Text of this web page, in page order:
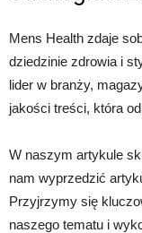
Mens Health zdaje
dziedzinie zdrowia i
lider w branży,
jakości treści, która
W naszym artykule
nam wyprzedzić
Przyjrzymy się
naszego tematu i